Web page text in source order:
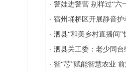
· 警娃进警营 别样过“六
· 宿州埇桥区开展静音护
· 泗县“和美乡村直播间”
博会
· 泗县关工委：老少同
庆“六一”
· 智“芯”赋能智慧农业